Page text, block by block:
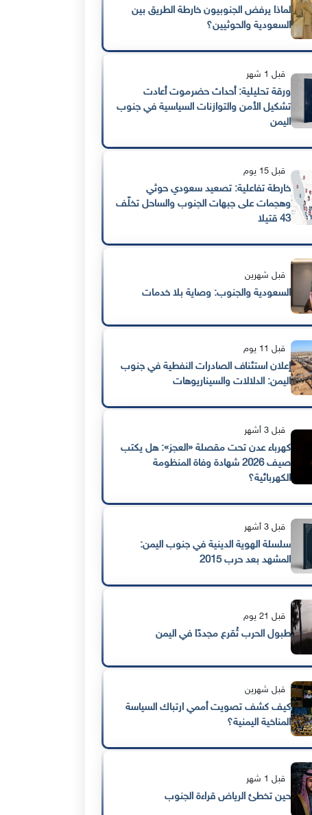
لماذا يرفض الجنوبيون خارطة الطريق بين
السعودية والحوثيين؟
قبل 1 شهر
ورقة تحليلية: أحداث حضرموت أعادت
تشكيل الأمن والتوازنات السياسية في جنوب
اليمن
قبل 15 يوم
خارطة تفاعلية: تصعيد سعودي حوثي
وهجمات على جبهات الجنوب والساحل تخلّف
43 قتيلا
قبل شهرين
السعودية والجنوب: وصاية بلا خدمات
قبل 11 يوم
إعلان استئناف الصادرات النفطية في جنوب
اليمن: الدلالات والسيناريوهات
قبل 3 أشهر
كهرباء عدن تحت مقصلة «العجز»: هل يكتب
صيف 2026 شهادة وفاة المنظومة
الكهربائية؟
قبل 3 أشهر
سلسلة الهوية الدينية في جنوب اليمن:
المشهد بعد حرب 2015
قبل 21 يوم
طبول الحرب تُقرع مجددًا في اليمن
قبل شهرين
كيف كشف تصويت أممي ارتباك السياسة
المناخية اليمنية؟
قبل 1 شهر
حين تخطئ الرياض قراءة الجنوب